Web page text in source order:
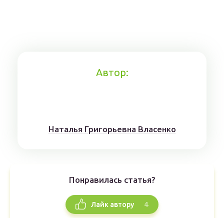
Автор:
Наталья Григорьевна Власенко
Понравилась статья?
Лайк автору 4